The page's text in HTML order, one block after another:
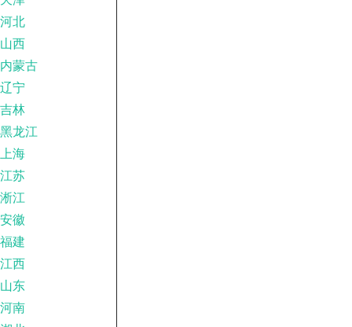
河北
山西
内蒙古
辽宁
吉林
黑龙江
上海
江苏
淅江
安徽
福建
江西
山东
河南